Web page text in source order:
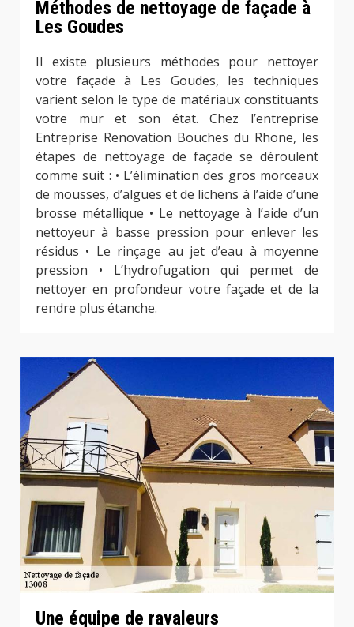
Méthodes de nettoyage de façade à
Les Goudes
Il existe plusieurs méthodes pour nettoyer
votre façade à Les Goudes, les techniques
varient selon le type de matériaux constituants
votre mur et son état. Chez l’entreprise
Entreprise Renovation Bouches du Rhone, les
étapes de nettoyage de façade se déroulent
comme suit : • L’élimination des gros morceaux
de mousses, d’algues et de lichens à l’aide d’une
brosse métallique • Le nettoyage à l’aide d’un
nettoyeur à basse pression pour enlever les
résidus • Le rinçage au jet d’eau à moyenne
pression • L’hydrofugation qui permet de
nettoyer en profondeur votre façade et de la
rendre plus étanche.
Une équipe de ravaleurs